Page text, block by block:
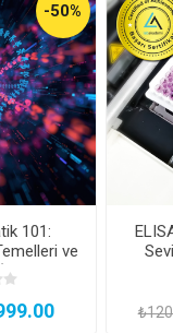
-50%
101:
ve
Belgeli)